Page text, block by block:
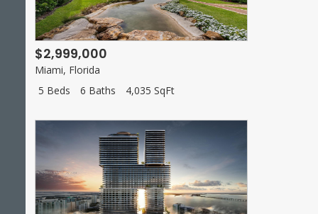
$2,999,000
Miami, Florida
5 Beds
6 Baths 4,035 SqFt